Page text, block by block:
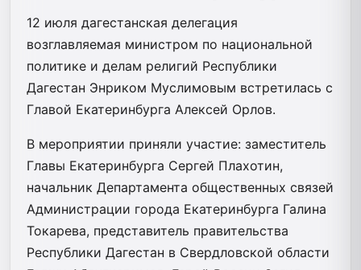
12 июля дагестанская делегация
возглавляемая министром по национальной
политике и делам религий Республики
Дагестан Энриком Муслимовым встретилась с
Главой Екатеринбурга Алексей Орлов.
В мероприятии приняли участие: заместитель
Главы Екатеринбурга Сергей Плахотин,
начальник Департамента общественных связей
Администрации города Екатеринбурга Галина
Токарева, представитель правительства
Республики Дагестан в Свердловской области